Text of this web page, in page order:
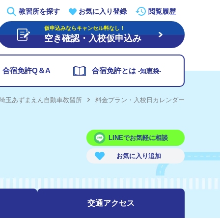
教習所を探す お気に入り登録 閲覧履歴
仮申込みならキャンセル料なし！
空き確認・入校仮申込み
合宿免許Q＆A 合宿免許とは -知恵袋-
玉あずまえん自動車教習所 料金プラン・入校日カレンダー
LINEでお気軽に相談
交通アクセス